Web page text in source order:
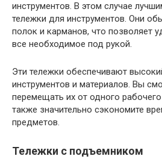
инструментов. В этом случае
тележки для инструментов. Они
полок и карманов, что позволяет
все необходимое под рукой.
Эти тележки обеспечивают
инструментов и материалов. Вы
перемещать их от одного
также значительно сэкономите
предметов.
Тележки с подъемником